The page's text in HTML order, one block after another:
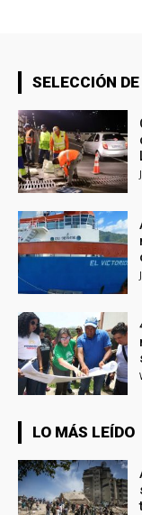
SELECCIÓN DE
LO MÁS LEÍDO